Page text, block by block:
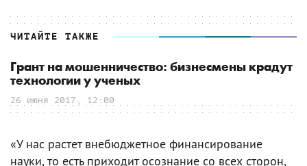
ЧИТАЙТЕ ТАКЖЕ
Грант на мошенничество: бизнесмены крадут
технологии у ученых
26 июня 2017, 12:00
«У нас растет внебюджетное финансирование
науки, то есть приходит осознание со всех сторон,